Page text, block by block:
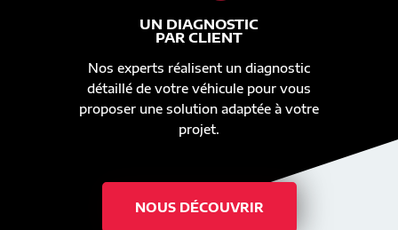
UN DIAGNOSTIC
PAR CLIENT
Nos experts réalisent un diagnostic
détaillé de votre véhicule pour vous
proposer une solution adaptée à votre
projet.
NOUS DÉCOUVRIR